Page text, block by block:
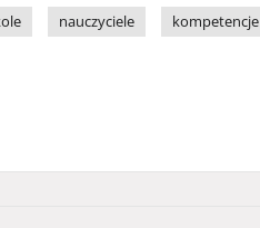
nauczyciele kompetencje